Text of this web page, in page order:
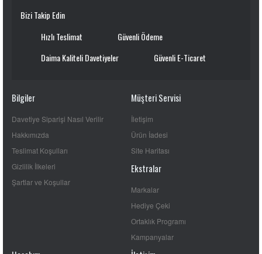
Bizi Takip Edin
Hızlı Teslimat
Güvenli Ödeme
Daima Kaliteli Davetiyeler
Güvenli E-Ticaret
Bilgiler
Davetiye Siparişi Nasıl Verilir
Hakkımızda
Teslimat Koşulları
Gizlilik İlkeleri
Şartlar ve Koşullar
Müşteri Servisi
İletişim
Ürün İadesi
Site Haritası
Ekstralar
Markalar
Hediye Çeki
Ortaklık Programı
Kampanyalar